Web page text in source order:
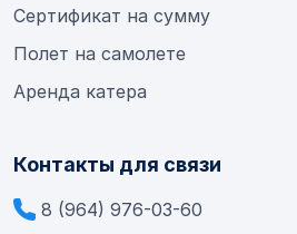
Сертификат на сумму
Полет на самолете
Аренда катера
Контакты для связи
8 (964) 976-03-60